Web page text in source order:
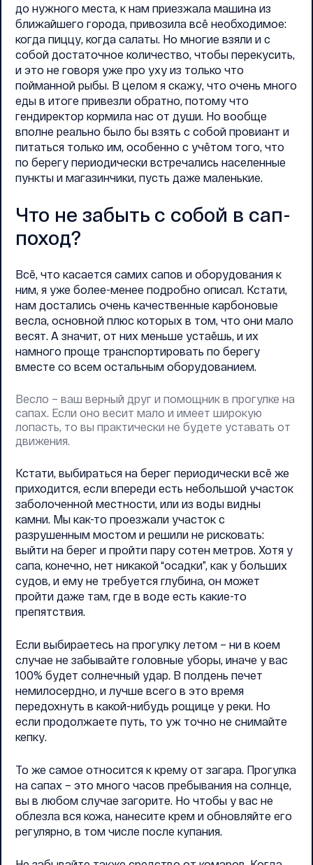
до нужного места, к нам приезжала машина из
ближайшего города, привозила всё необходимое:
когда пиццу, когда салаты. Но многие взяли и с
собой достаточное количество, чтобы перекусить,
и это не говоря уже про уху из только что
пойманной рыбы. В целом я скажу, что очень много
еды в итоге привезли обратно, потому что
гендиректор кормила нас от души. Но вообще
вполне реально было бы взять с собой провиант и
питаться только им, особенно с учётом того, что
по берегу периодически встречались населенные
пункты и магазинчики, пусть даже маленькие.
Что не забыть с собой в сап-
поход?
Всё, что касается самих сапов и оборудования к
ним, я уже более-менее подробно описал. Кстати,
нам достались очень качественные карбоновые
весла, основной плюс которых в том, что они мало
весят. А значит, от них меньше устаёшь, и их
намного проще транспортировать по берегу
вместе со всем остальным оборудованием.
Весло – ваш верный друг и помощник в прогулке на
сапах. Если оно весит мало и имеет широкую
лопасть, то вы практически не будете уставать от
движения.
Кстати, выбираться на берег периодически всё же
приходится, если впереди есть небольшой участок
заболоченной местности, или из воды видны
камни. Мы как-то проезжали участок с
разрушенным мостом и решили не рисковать:
выйти на берег и пройти пару сотен метров. Хотя у
сапа, конечно, нет никакой “осадки”, как у больших
судов, и ему не требуется глубина, он может
пройти даже там, где в воде есть какие-то
препятствия.
Если выбираетесь на прогулку летом – ни в коем
случае не забывайте головные уборы, иначе у вас
100% будет солнечный удар. В полдень печет
немилосердно, и лучше всего в это время
передохнуть в какой-нибудь рощице у реки. Но
если продолжаете путь, то уж точно не снимайте
кепку.
То же самое относится к крему от загара. Прогулка
на сапах – это много часов пребывания на солнце,
вы в любом случае загорите. Но чтобы у вас не
облезла вся кожа, нанесите крем и обновляйте его
регулярно, в том числе после купания.